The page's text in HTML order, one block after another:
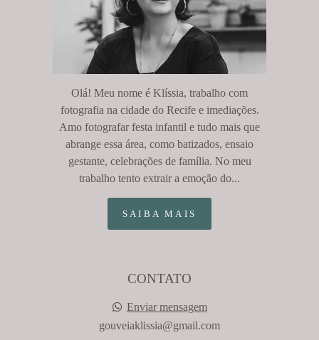
Olá! Meu nome é Klíssia, trabalho com
fotografia na cidade do Recife e imediações.
Amo fotografar festa infantil e tudo mais que
abrange essa área, como batizados, ensaio
gestante, celebrações de família. No meu
trabalho tento extrair a emoção do...
SAIBA MAIS
CONTATO
Enviar mensagem
gouveiaklissia@gmail.com